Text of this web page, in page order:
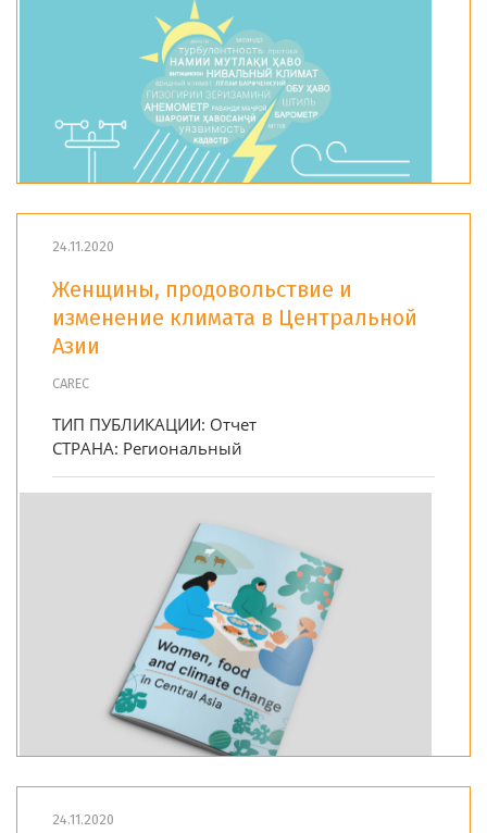
24.11.2020
Женщины, продовольствие и
изменение климата в Центральной
Азии
CAREC
ТИП ПУБЛИКАЦИИ: Отчет
СТРАНА: Региональный
24.11.2020